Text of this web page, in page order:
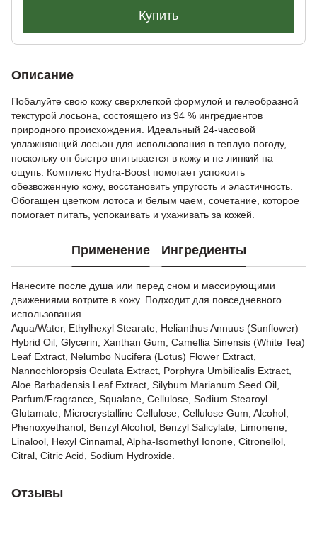
Купить
Описание
Побалуйте свою кожу сверхлегкой формулой и гелеобразной
текстурой лосьона, состоящего из 94 % ингредиентов
природного происхождения. Идеальный 24-часовой
увлажняющий лосьон для использования в теплую погоду,
поскольку он быстро впитывается в кожу и не липкий на
ощупь. Комплекс Hydra-Boost помогает успокоить
обезвоженную кожу, восстановить упругость и эластичность.
Обогащен цветком лотоса и белым чаем, сочетание, которое
помогает питать, успокаивать и ухаживать за кожей.
Применение Ингредиенты
Нанесите после душа или перед сном и массирующими
движениями вотрите в кожу. Подходит для повседневного
использования.
Aqua/Water, Ethylhexyl Stearate, Helianthus Annuus (Sunflower)
Hybrid Oil, Glycerin, Xanthan Gum, Camellia Sinensis (White Tea)
Leaf Extract, Nelumbo Nucifera (Lotus) Flower Extract,
Nannochloropsis Oculata Extract, Porphyra Umbilicalis Extract,
Aloe Barbadensis Leaf Extract, Silybum Marianum Seed Oil,
Parfum/Fragrance, Squalane, Cellulose, Sodium Stearoyl
Glutamate, Microcrystalline Cellulose, Cellulose Gum, Alcohol,
Phenoxyethanol, Benzyl Alcohol, Benzyl Salicylate, Limonene,
Linalool, Hexyl Cinnamal, Alpha-Isomethyl Ionone, Citronellol,
Citral, Citric Acid, Sodium Hydroxide.
Отзывы